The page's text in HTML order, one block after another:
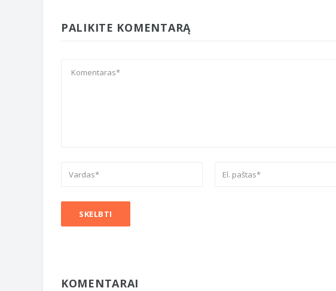
PALIKITE KOMENTARĄ
KOMENTARAI